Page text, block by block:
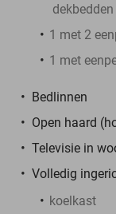
dekbedden
1 met 2
1 met
Bedlinnen
Open haard
Televisie in
Volledig
koelkast